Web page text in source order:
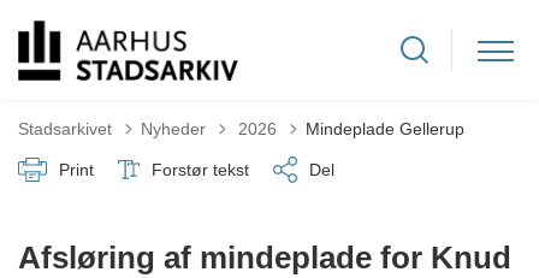
Stadsarkivet Nyheder Tilbage til
2026 Mindeplade Gellerup
Print Forstør tekst Del
Afsløring af mindeplade for Knud